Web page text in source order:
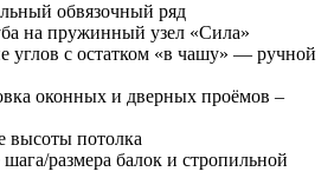
обвязочный ряд
на пружинный узел «Сила»
углов с остатком «в чашу» — ручной
оконных и дверных проёмов –
высоты потолка
размера балок и стропильной